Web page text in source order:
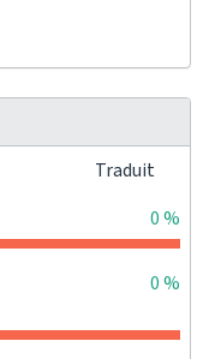
Traduit
0 %
0 %